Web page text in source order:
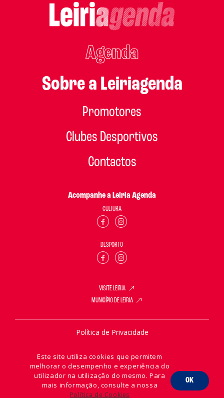
Agenda
Sobre a Leiriagenda
Promotores
Clubes Desportivos
Contactos
Acompanhe a Leiria Agenda
CULTURA
DESPORTO
VISITE LEIRIA
MUNICÍPIO DE LEIRIA
Política de Privacidade
2026 © Leiria Agenda
Este site utiliza cookies que permitem
melhorar o desempenho e experiência do
utilizador na utilização do mesmo. Para
mais informação, consulte a nossa
Política de Cookies
OK